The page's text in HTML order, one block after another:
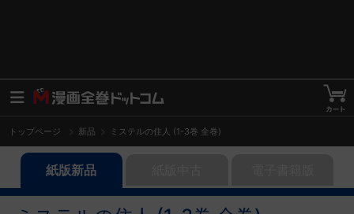
トップページ 新品 ミステルの住人 (1-3巻 全巻)
紙版新品